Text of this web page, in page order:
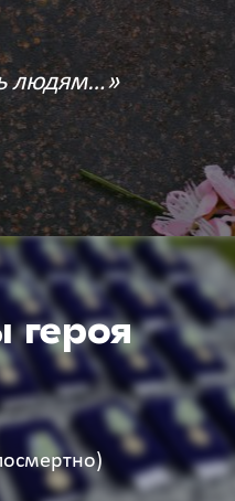
людям…»
героя